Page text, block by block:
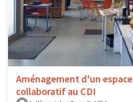
Aménagement d'un espace
collaboratif au CDI